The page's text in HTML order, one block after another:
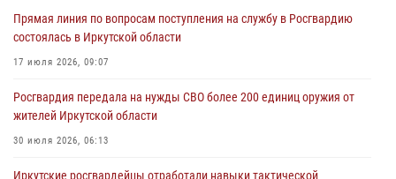
Росгвардейцы потушили загоревшийся автомобиль в Иркутске
03 августа 2026, 04:55
Дню Воздушно-десантных войск в Иркутской области
03 августа 2026, 03:32
Прямая линия по вопросам поступления на службу в Росгвардию
состоялась в Иркутской области
17 июля 2026, 09:07
Росгвардия передала на нужды СВО более 200 единиц оружия от
жителей Иркутской области
30 июля 2026, 06:13
Иркутские росгвардейцы отработали навыки тактической